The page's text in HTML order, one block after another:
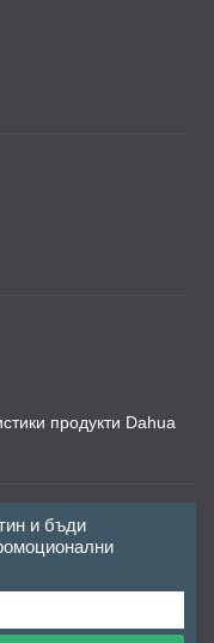
продукти Dahua
и бъди